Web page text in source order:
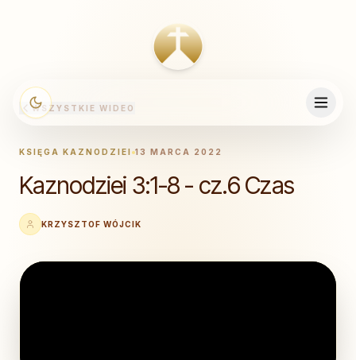
WSZYSTKIE WIDEO
KSIĘGA KAZNODZIEI 13 MARCA 2022
Kaznodziei 3:1-8 - cz.6 Czas
KRZYSZTOF WÓJCIK